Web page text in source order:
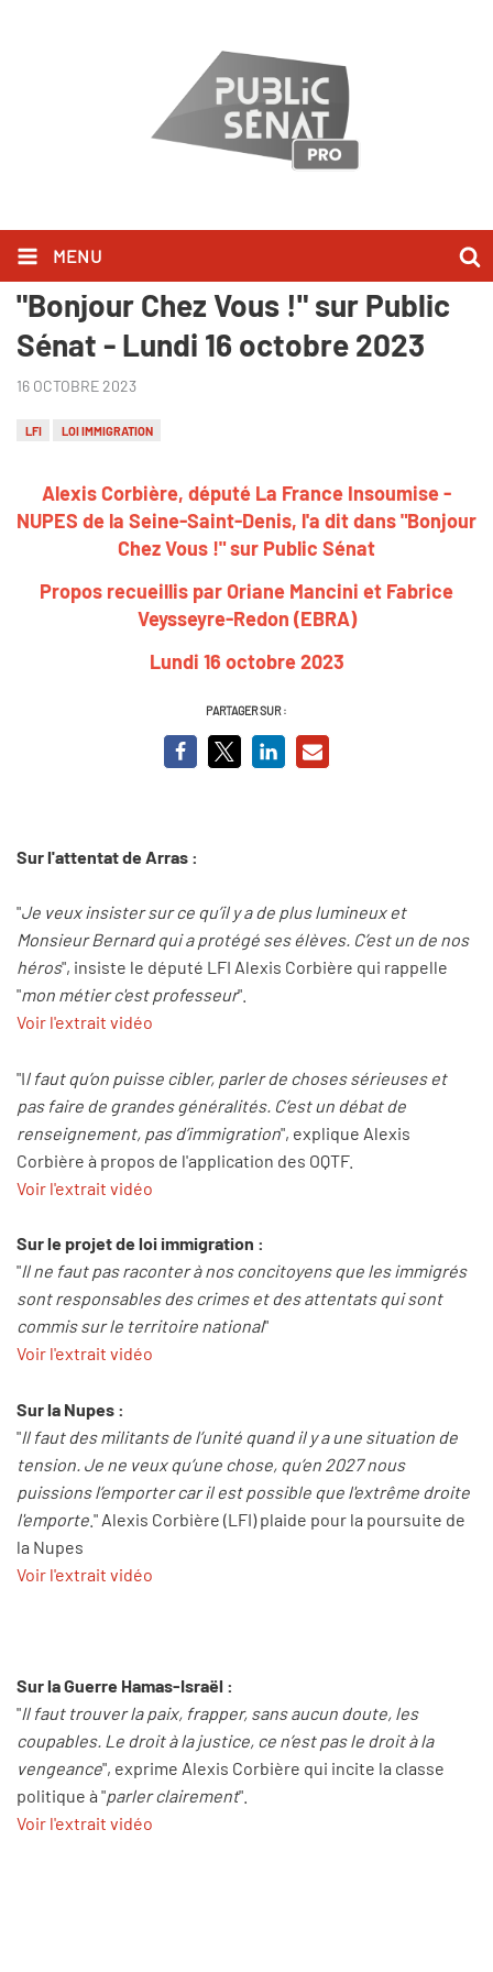
MENU
Alexis Corbière l'a dit dans
"Bonjour Chez Vous !" sur Public
Sénat - Lundi 16 octobre 2023
16 OCTOBRE 2023
LFI LOI IMMIGRATION
Alexis Corbière, député La France Insoumise -
NUPES de la Seine-Saint-Denis, l'a dit dans "Bonjour
Chez Vous !" sur Public Sénat
Propos recueillis par Oriane Mancini et Fabrice
Veysseyre-Redon (EBRA)
Lundi 16 octobre 2023
PARTAGER SUR :
Sur l'attentat de Arras :
"Je veux insister sur ce qu’il y a de plus lumineux et
Monsieur Bernard qui a protégé ses élèves. C’est un de nos
héros", insiste le député LFI Alexis Corbière qui rappelle
"mon métier c'est professeur".
Voir l'extrait vidéo
"Il faut qu’on puisse cibler, parler de choses sérieuses et
pas faire de grandes généralités. C’est un débat de
renseignement, pas d’immigration", explique Alexis
Corbière à propos de l'application des OQTF.
Voir l'extrait vidéo
Sur le projet de loi immigration :
"Il ne faut pas raconter à nos concitoyens que les immigrés
sont responsables des crimes et des attentats qui sont
commis sur le territoire national"
Voir l'extrait vidéo
Sur la Nupes :
"Il faut des militants de l’unité quand il y a une situation de
tension. Je ne veux qu’une chose, qu’en 2027 nous
puissions l’emporter car il est possible que l'extrême droite
l'emporte ." Alexis Corbière (LFI) plaide pour la poursuite de
la Nupes
Voir l'extrait vidéo
Sur la Guerre Hamas-Israël :
"Il faut trouver la paix, frapper, sans aucun doute, les
coupables. Le droit à la justice, ce n’est pas le droit à la
vengeance", exprime Alexis Corbière qui incite la classe
politique à "parler clairement".
Voir l'extrait vidéo